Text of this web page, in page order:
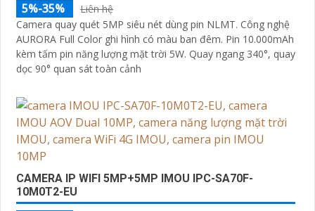
5%-35%
Liên hệ
Camera quay quét 5MP siêu nét dùng pin NLMT. Công nghệ
AURORA Full Color ghi hình có màu ban đêm. Pin 10.000mAh
kèm tấm pin năng lượng mặt trời 5W. Quay ngang 340°, quay
dọc 90° quan sát toàn cảnh
CAMERA IP WIFI 5MP+5MP IMOU IPC-SA70F-
10M0T2-EU